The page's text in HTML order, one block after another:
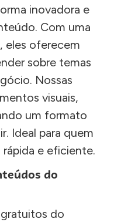
inovadora e
Com uma
eles oferecem
sobre temas
Nossas
visuais,
um formato
Ideal para quem
e eficiente.
do
do